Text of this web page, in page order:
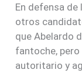
En defensa
otros
que Abelardo
fantoche, pero
autoritario y